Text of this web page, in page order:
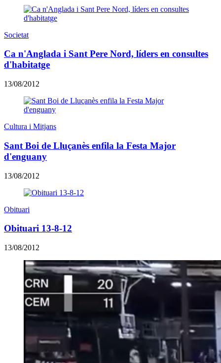
Societat
Ca n'Anglada i Sant Pere Nord, líders en consultes
d'habitatge
13/08/2012
Cultura i Mitjans
Sant Boi de Lluçanès enfila la Festa Major
d'enguany
13/08/2012
Obituari
Obituari 13-8-12
13/08/2012